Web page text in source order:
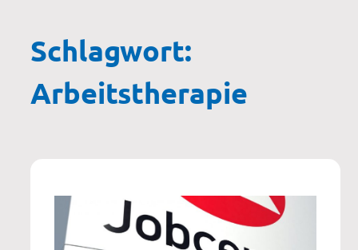
Schlagwort:
Arbeitstherapie